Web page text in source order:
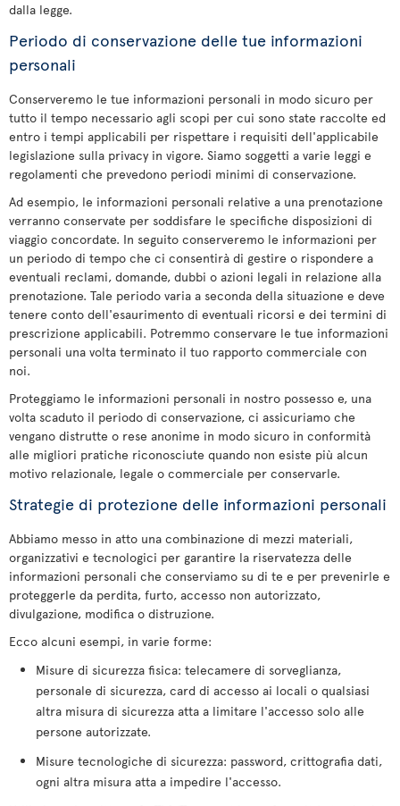
dalla legge.
Periodo di conservazione delle tue informazioni
personali
Conserveremo le tue informazioni personali in modo sicuro per
tutto il tempo necessario agli scopi per cui sono state raccolte ed
entro i tempi applicabili per rispettare i requisiti dell'applicabile
legislazione sulla privacy in vigore. Siamo soggetti a varie leggi e
regolamenti che prevedono periodi minimi di conservazione.
Ad esempio, le informazioni personali relative a una prenotazione
verranno conservate per soddisfare le specifiche disposizioni di
viaggio concordate. In seguito conserveremo le informazioni per
un periodo di tempo che ci consentirà di gestire o rispondere a
eventuali reclami, domande, dubbi o azioni legali in relazione alla
prenotazione. Tale periodo varia a seconda della situazione e deve
tenere conto dell'esaurimento di eventuali ricorsi e dei termini di
prescrizione applicabili. Potremmo conservare le tue informazioni
personali una volta terminato il tuo rapporto commerciale con
noi.
Proteggiamo le informazioni personali in nostro possesso e, una
volta scaduto il periodo di conservazione, ci assicuriamo che
vengano distrutte o rese anonime in modo sicuro in conformità
alle migliori pratiche riconosciute quando non esiste più alcun
motivo relazionale, legale o commerciale per conservarle.
Strategie di protezione delle informazioni personali
Abbiamo messo in atto una combinazione di mezzi materiali,
organizzativi e tecnologici per garantire la riservatezza delle
informazioni personali che conserviamo su di te e per prevenirle e
proteggerle da perdita, furto, accesso non autorizzato,
divulgazione, modifica o distruzione.
Ecco alcuni esempi, in varie forme:
Misure di sicurezza fisica: telecamere di sorveglianza,
personale di sicurezza, card di accesso ai locali o qualsiasi
altra misura di sicurezza atta a limitare l'accesso solo alle
persone autorizzate.
Misure tecnologiche di sicurezza: password, crittografia dati,
ogni altra misura atta a impedire l'accesso.